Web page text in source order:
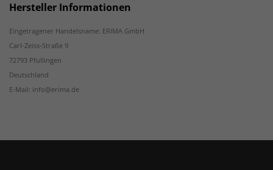
Hersteller Informationen
Eingetragener Handelsname: ERIMA GmbH
Carl-Zeiss-Straße 9
72793 Pfullingen
Deutschland
E-Mail: info@erima.de